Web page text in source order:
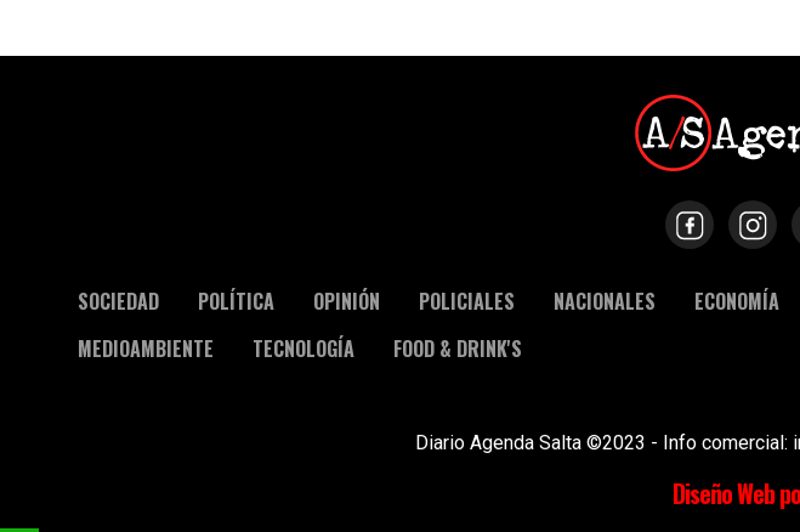
SOCIEDAD POLÍTICA OPINIÓN POLICIALES NACIONALES ECONOMÍA
MEDIOAMBIENTE
TECNOLOGÍA FOOD & DRINK'S
Diario Agenda Salta ©2023 - Info comercial:
Diseño Web